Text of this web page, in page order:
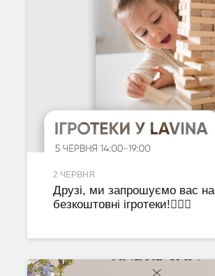
2 ЧЕРВНЯ
Друзі, ми запрошуємо вас на
безкоштовні ігротеки!✌🏼🎲